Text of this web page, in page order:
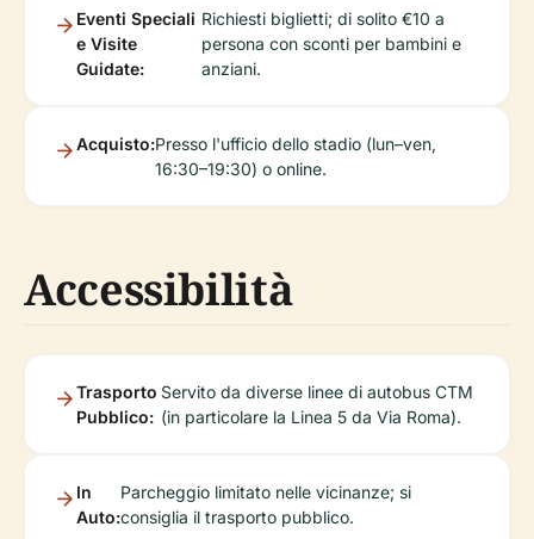
Eventi Speciali
e Visite
Guidate:
Richiesti biglietti; di solito €10 a
persona con sconti per bambini e
anziani.
Acquisto:Presso l'ufficio dello stadio (lun–ven,
16:30–19:30) o online.
Accessibilità
Trasporto
Pubblico:
Servito da diverse linee di autobus CTM
(in particolare la Linea 5 da Via Roma).
In
Auto:
Parcheggio limitato nelle vicinanze; si
consiglia il trasporto pubblico.